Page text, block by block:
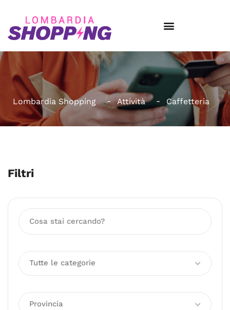
Lombardia Shopping Attività Caffetteria
Filtri
Tutte le categorie
Provincia